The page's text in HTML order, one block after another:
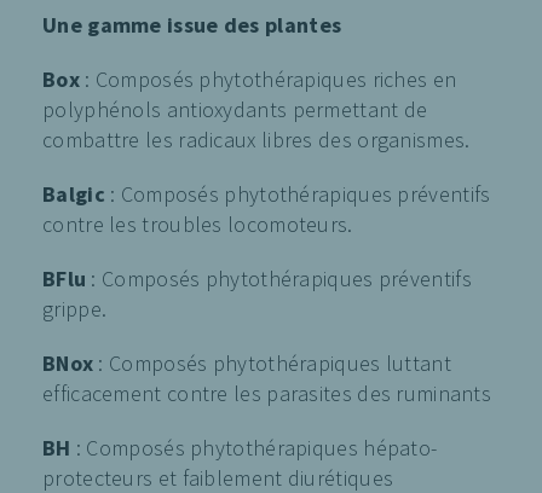
Une gamme issue des plantes
Box: Composés phytothérapiques riches en
polyphénols antioxydants permettant de
combattre les radicaux libres des organismes.
Balgic : Composés phytothérapiques préventifs
contre les troubles locomoteurs.
BFlu : Composés phytothérapiques préventifs
grippe.
BNox : Composés phytothérapiques luttant
efficacement contre les parasites des ruminants
BH : Composés phytothérapiques hépato-
protecteurs et faiblement diurétiques